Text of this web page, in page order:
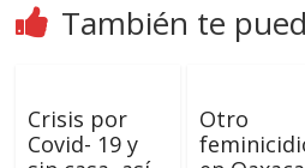
También te
Crisis por
Covid- 19 y
Otro